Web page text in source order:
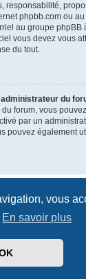
vous
En savoir plus
responsabilité,
phpbb.com ou
au groupe phpBB
vous devez vous
du tout.
du
forum, vous
par un
pouvez également
® Forum Software ©
par
Side-car club Français